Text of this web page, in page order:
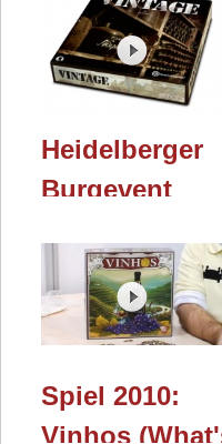
Gryphon
Games)
Heidelberger
Burgevent
Spiel 2010:
Vinhos